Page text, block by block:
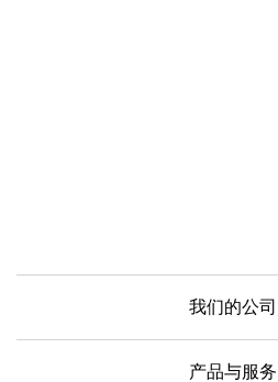
我们的公司
产品与服务